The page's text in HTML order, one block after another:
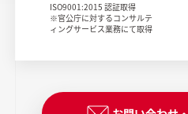
ISO9001:2015 認証取得
※官公庁に対するコンサルテ
ィングサービス業務にて取得